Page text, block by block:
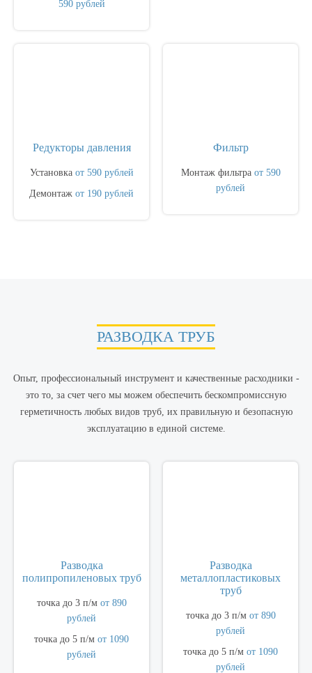
590 рублей
Редукторы давления
Установка от 590 рублей
Демонтаж от 190 рублей
Фильтр
Монтаж фильтра от 590
рублей
РАЗВОДКА ТРУБ
Опыт, профессиональный инструмент и качественные расходники -
это то, за счет чего мы можем обеспечить бескомпромиссную
герметичность любых видов труб, их правильную и безопасную
эксплуатацию в единой системе.
Разводка
полипропиленовых труб
точка до 3 п/м от 890
рублей
точка до 5 п/м от 1090
рублей
Разводка
металлопластиковых
труб
точка до 3 п/м от 890
рублей
точка до 5 п/м от 1090
рублей